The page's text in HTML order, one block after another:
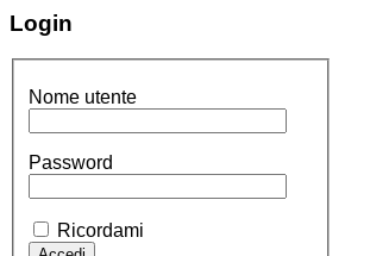
Login
Nome utente
Password
Ricordami